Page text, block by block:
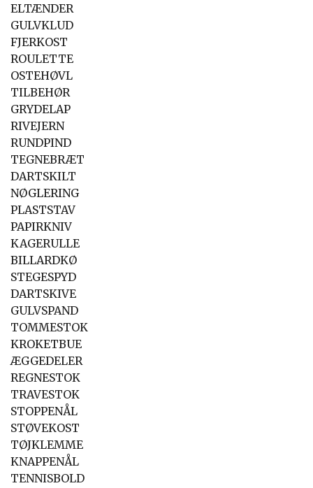
ELTÆNDER
GULVKLUD
FJERKOST
ROULETTE
OSTEHØVL
TILBEHØR
GRYDELAP
RIVEJERN
RUNDPIND
TEGNEBRÆT
DARTSKILT
NØGLERING
PLASTSTAV
PAPIRKNIV
KAGERULLE
BILLARDKØ
STEGESPYD
DARTSKIVE
GULVSPAND
TOMMESTOK
KROKETBUE
ÆGGEDELER
REGNESTOK
TRAVESTOK
STOPPENÅL
STØVEKOST
TØJKLEMME
KNAPPENÅL
TENNISBOLD